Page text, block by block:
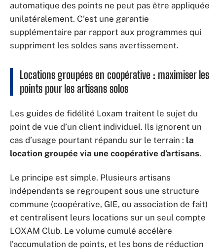
automatique des points ne peut pas être appliquée
unilatéralement. C’est une garantie
supplémentaire par rapport aux programmes qui
suppriment les soldes sans avertissement.
Locations groupées en coopérative : maximiser les
points pour les artisans solos
Les guides de fidélité Loxam traitent le sujet du
point de vue d’un client individuel. Ils ignorent un
cas d’usage pourtant répandu sur le terrain : la
location groupée via une coopérative d’artisans.
Le principe est simple. Plusieurs artisans
indépendants se regroupent sous une structure
commune (coopérative, GIE, ou association de fait)
et centralisent leurs locations sur un seul compte
LOXAM Club. Le volume cumulé accélère
l’accumulation de points, et les bons de réduction